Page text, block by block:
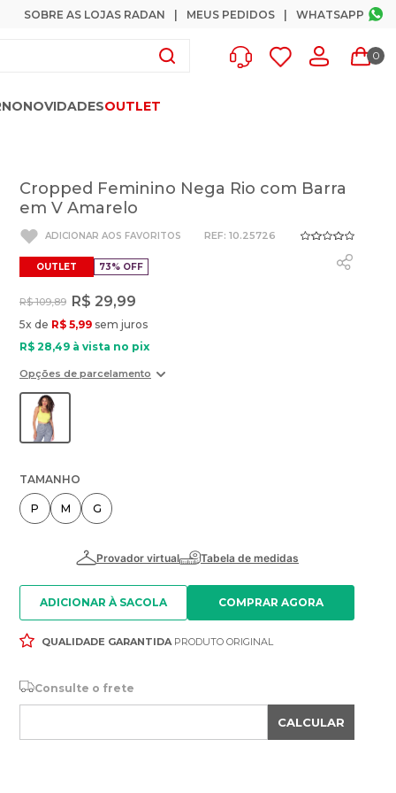
SOBRE AS LOJAS RADAN MEUS PEDIDOS WHATSAPP
0
NOVIDADESOUTLET
Cropped Feminino Nega Rio com Barra
em V Amarelo
: 10.25726
OUTLET 73% OFF
R$ 109,89 R$ 29,99
5x de R$ 5,99 sem juros
R$ 28,49 à vista no pix
Opções de parcelamento
TAMANHO
P M G
ADICIONAR À SACOLA
QUALIDADE GARANTIDAPRODUTO ORIGINAL
Consulte o frete
CALCULAR